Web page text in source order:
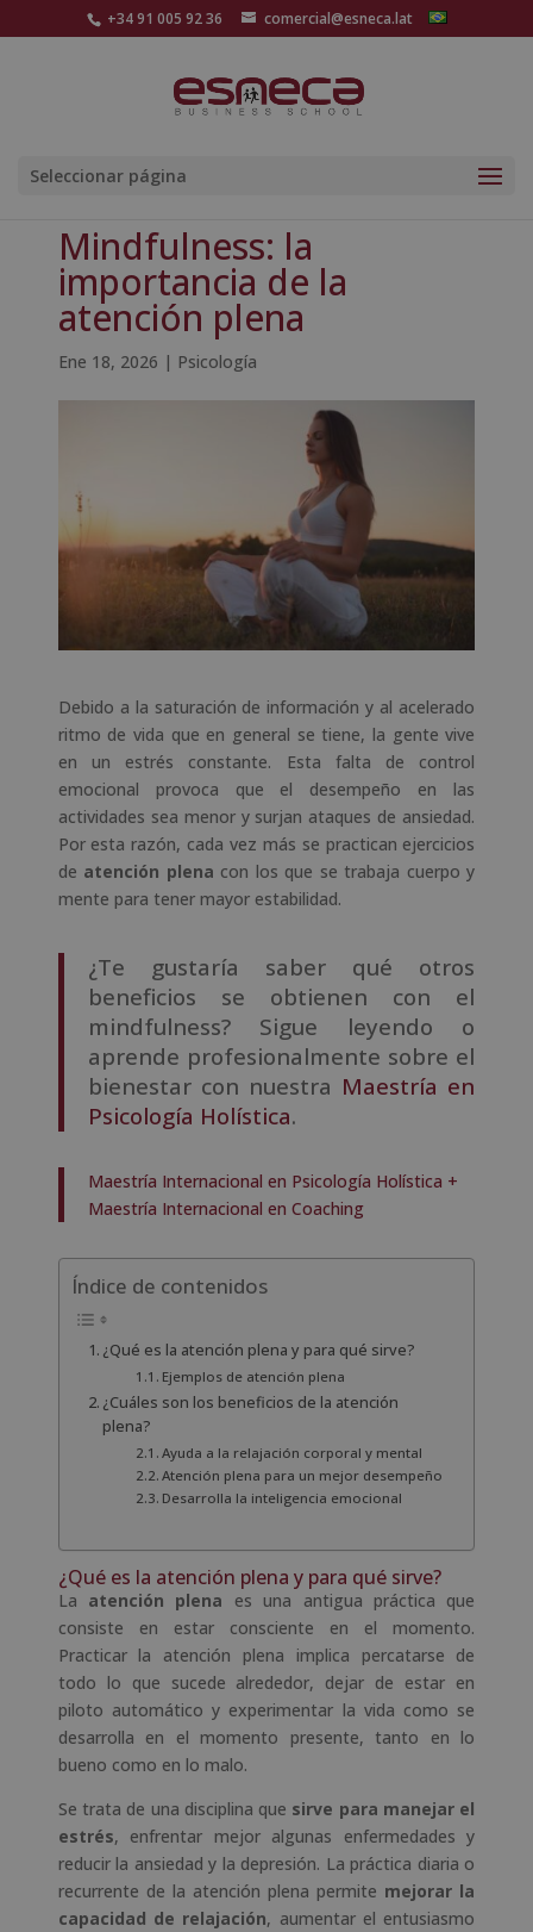
+34 91 005 92 36 comercial@esneca.lat
Seleccionar página
Mindfulness: la
importancia de la
atención plena
Ene 18, 2026 | Psicología
Debido a la saturación de información y al acelerado
ritmo de vida que en general se tiene, la gente vive
en un estrés constante. Esta falta de control
emocional provoca que el desempeño en las
actividades sea menor y surjan ataques de ansiedad.
Por esta razón, cada vez más se practican ejercicios
de atención plena con los que se trabaja cuerpo y
mente para tener mayor estabilidad.
¿Te gustaría saber qué otros
beneficios se obtienen con el
mindfulness? Sigue leyendo o
aprende profesionalmente sobre el
bienestar con nuestra Maestría en
Psicología Holística.
Maestría Internacional en Psicología Holística +
Maestría Internacional en Coaching
Índice de contenidos
¿Qué es la atención plena y para qué sirve?
Ejemplos de atención plena
¿Cuáles son los beneficios de la atención
plena?
Ayuda a la relajación corporal y mental
Atención plena para un mejor desempeño
Desarrolla la inteligencia emocional
¿Qué es la atención plena y para qué sirve?
La atención plena es una antigua práctica que
consiste en estar consciente en el momento.
Practicar la atención plena implica percatarse de
todo lo que sucede alrededor, dejar de estar en
piloto automático y experimentar la vida como se
desarrolla en el momento presente, tanto en lo
bueno como en lo malo.
Se trata de una disciplina que sirve para manejar el
estrés, enfrentar mejor algunas enfermedades y
reducir la ansiedad y la depresión. La práctica diaria o
recurrente de la atención plena permite mejorar la
capacidad de relajación, aumentar el entusiasmo